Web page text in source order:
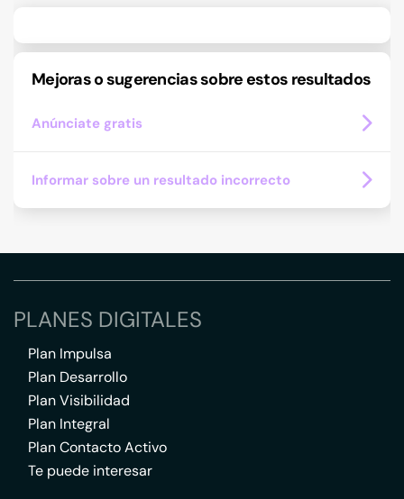
Mejoras o sugerencias sobre estos resultados
Anúnciate gratis
Informar sobre un resultado incorrecto
PLANES DIGITALES
Plan Impulsa
Plan Desarrollo
Plan Visibilidad
Plan Integral
Plan Contacto Activo
Te puede interesar